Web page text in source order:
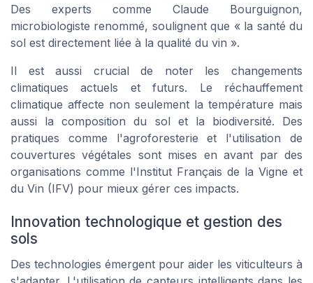
Des experts comme Claude Bourguignon,
microbiologiste renommé, soulignent que « la santé du
sol est directement liée à la qualité du vin ».
Il est aussi crucial de noter les changements
climatiques actuels et futurs. Le réchauffement
climatique affecte non seulement la température mais
aussi la composition du sol et la biodiversité. Des
pratiques comme l'agroforesterie et l'utilisation de
couvertures végétales sont mises en avant par des
organisations comme l'Institut Français de la Vigne et
du Vin (IFV) pour mieux gérer ces impacts.
Innovation technologique et gestion des
sols
Des technologies émergent pour aider les viticulteurs à